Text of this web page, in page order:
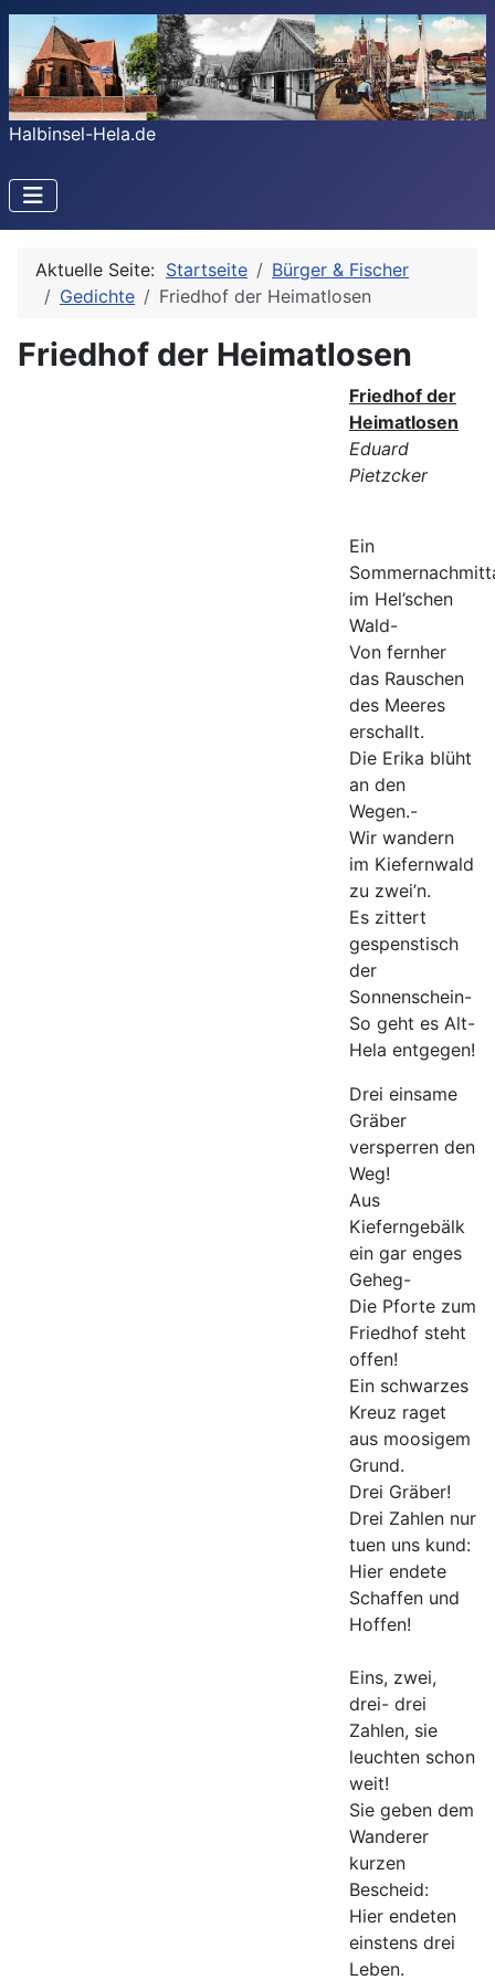
Halbinsel-Hela.de
Aktuelle Seite: Startseite
Bürger & Fischer
Gedichte
Friedhof der Heimatlosen
Friedhof der Heimatlosen
Friedhof der
Heimatlosen
Eduard
Pietzcker
Ein
im Hel’schen
Wald-
Von fernher
das Rauschen
des Meeres
erschallt.
Die Erika blüht
an den
Wegen.-
Wir wandern
im Kiefernwald
zu zwei’n.
Es zittert
gespenstisch
der
Sonnenschein-
So geht es Alt-
Hela entgegen!
Drei einsame
Gräber
versperren den
Weg!
Aus
Kieferngebälk
ein gar enges
Geheg-
Die Pforte zum
Friedhof steht
offen!
Ein schwarzes
Kreuz raget
aus moosigem
Grund.
Drei Gräber!
Drei Zahlen nur
tuen uns kund:
Hier endete
Schaffen und
Hoffen!
Eins, zwei,
drei- drei
Zahlen, sie
leuchten schon
weit!
Sie geben dem
Wanderer
kurzen
Bescheid:
Hier endeten
einstens drei
Leben.